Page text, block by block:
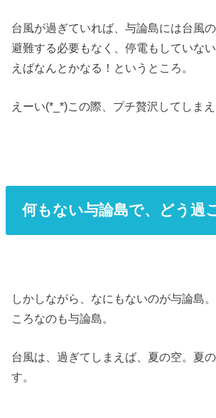
台風が過ぎていれば、与論島には台風
避難する必要もなく、停電もしていな
えばなんとかなる！というところ。
えーい(*_*)この際、プチ贅沢してしま
何もない与論島で、どう過
しかしながら、なにもないのが与論島
ころなのも与論島。
台風は、過ぎてしまえば、夏の空。夏
す。